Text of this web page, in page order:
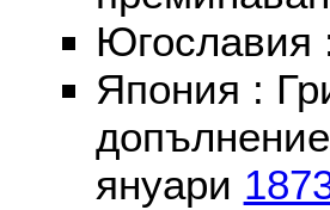
Югославия
Япония :
януари